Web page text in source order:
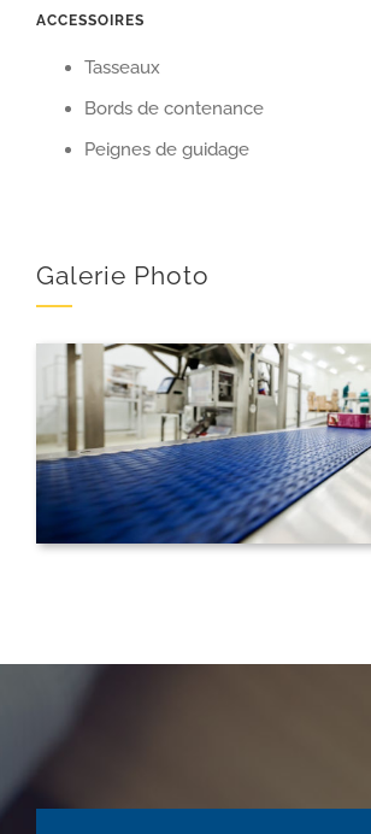
ACCESSOIRES
Tasseaux
Bords de contenance
Peignes de guidage
Galerie Photo